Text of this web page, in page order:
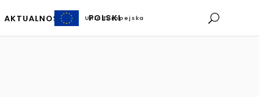
AKTUALNOŚCI POLSKI
Unia Europejska
AKTUALNOŚCI POLSKI
Unia Europejska